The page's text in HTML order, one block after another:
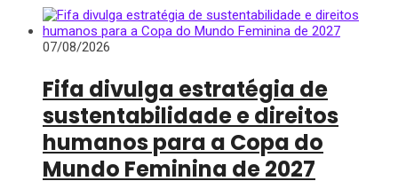
07/08/2026
Fifa divulga estratégia de
sustentabilidade e direitos
humanos para a Copa do
Mundo Feminina de 2027